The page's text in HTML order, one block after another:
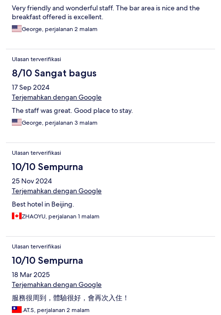
Very friendly and wonderful staff. The bar area is nice and the
breakfast offered is excellent.
George, perjalanan 2 malam
Ulasan terverifikasi
8/10 Sangat bagus
17 Sep 2024
Terjemahkan dengan Google
The staff was great. Good place to stay.
George, perjalanan 3 malam
Ulasan terverifikasi
10/10 Sempurna
25 Nov 2024
Terjemahkan dengan Google
Best hotel in Beijing.
ZHAOYU, perjalanan 1 malam
Ulasan terverifikasi
10/10 Sempurna
18 Mar 2025
Terjemahkan dengan Google
服務很周到，體驗很好，會再次入住！
.AT.S, perjalanan 2 malam